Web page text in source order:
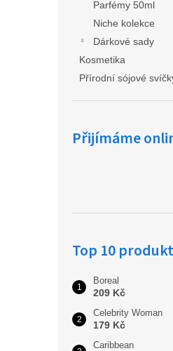
Parfémy 50ml
Niche kolekce
Dárkové sady
Kosmetika
Přírodní sójové
Přijímáme
Top 10
Boreal
209 Kč
Celebrity Woman
179 Kč
Caribbean